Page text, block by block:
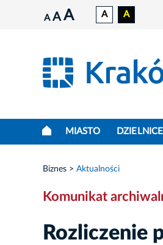
A A A A A
MIASTO DZIELNICE
Biznes Aktualności
Komunikat
Rozliczenie